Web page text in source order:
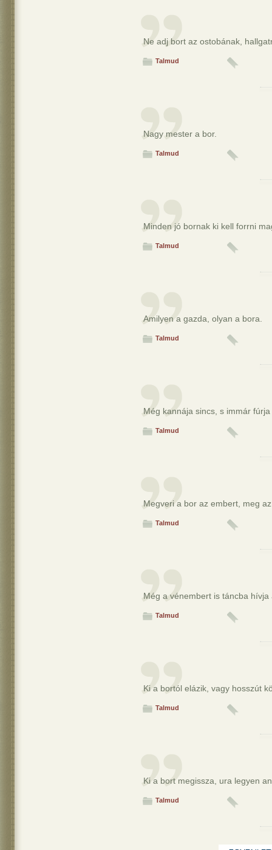
Ne adj bort az ostobának,
Talmud
Nagy mester a bor.
Talmud
Minden jó bornak ki kell forrni
Talmud
Amilyen a gazda, olyan a bora.
Talmud
Még kannája sincs, s immár
Talmud
Megveri a bor az embert, meg
Talmud
Még a vénembert is táncba hívja
Talmud
Ki a bortól elázik, vagy hosszút
Talmud
Ki a bort megissza, ura legyen
Talmud